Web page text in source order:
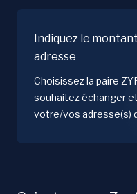
Indiquez le
adresse
Choisissez la paire
souhaitez échanger
votre/vos adresse(s)